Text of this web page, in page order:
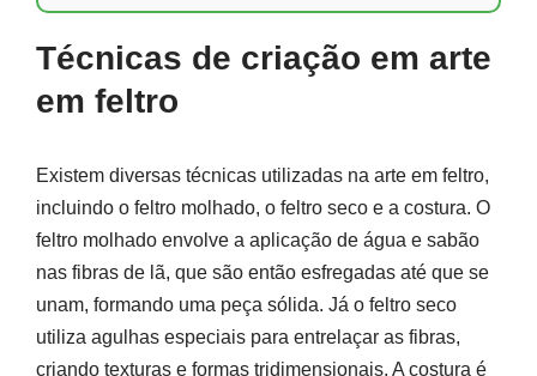
Técnicas de criação em arte
em feltro
Existem diversas técnicas utilizadas na arte em feltro,
incluindo o feltro molhado, o feltro seco e a costura. O
feltro molhado envolve a aplicação de água e sabão
nas fibras de lã, que são então esfregadas até que se
unam, formando uma peça sólida. Já o feltro seco
utiliza agulhas especiais para entrelaçar as fibras,
criando texturas e formas tridimensionais. A costura é